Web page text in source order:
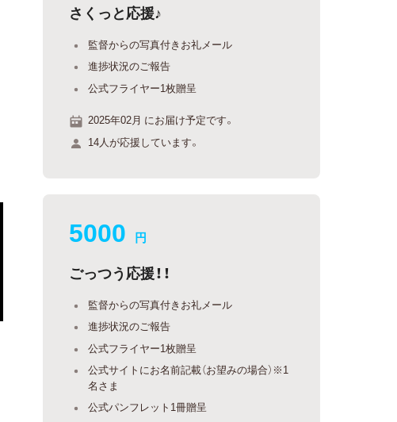
さくっと応援♪
監督からの写真付きお礼メール
進捗状況のご報告
公式フライヤー1枚贈呈
2025年02月 にお届け予定です。
14人が応援しています。
5000 円
ごっつう応援！！
監督からの写真付きお礼メール
進捗状況のご報告
公式フライヤー1枚贈呈
公式サイトにお名前記載（お望みの場合）※1
名さま
公式パンフレット1冊贈呈